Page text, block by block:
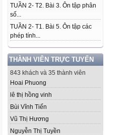
TUẦN 2- T2. Bài 3. Ôn tập phân
số...
TUẦN 2- T1. Bài 5. Ôn tập các
phép tính...
THÀNH VIÊN TRỰC TUYẾN
843 khách và 35 thành viên
Hoai Phuong
lê thị hồng vinh
Bùi Vĩnh Tiến
Vũ Thị Hương
Nguyễn Thị Tuyền